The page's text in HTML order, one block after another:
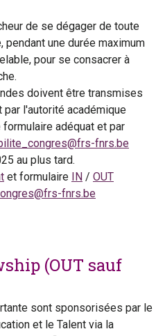
de se dégager de toute
une durée maximum
pour se consacrer à
doivent être transmises
par l'autorité académique
adéquat et par
fnrs.be
au plus tard.
et formulaire IN / OUT
fnrs.be
(OUT sauf
sont sponsorisées par le
et le Talent via la